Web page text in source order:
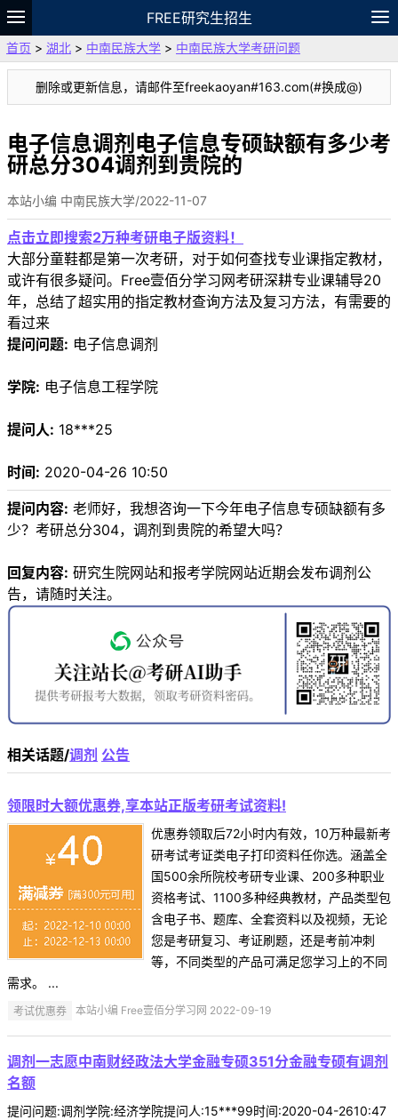
FREE研究生招生
题库
故事 专题 APP 笔记
论坛
VIP
资料
首页 > 湖北 > 中南民族大学 > 中南民族大学考研问题
删除或更新信息，请邮件至freekaoyan#163.com(#换成@)
电子信息调剂电子信息专硕缺额有多少考
研总分304调剂到贵院的
本站小编 中南民族大学/2022-11-07
点击立即搜索2万种考研电子版资料！
大部分童鞋都是第一次考研，对于如何查找专业课指定教材，
或许有很多疑问。Free壹佰分学习网考研深耕专业课辅导20
年，总结了超实用的指定教材查询方法及复习方法，有需要的
看过来
提问问题: 电子信息调剂
学院: 电子信息工程学院
提问人: 18***25
时间: 2020-04-26 10:50
提问内容: 老师好，我想咨询一下今年电子信息专硕缺额有多
少？考研总分304，调剂到贵院的希望大吗？
回复内容: 研究生院网站和报考学院网站近期会发布调剂公
告，请随时关注。
相关话题/调剂 公告
领限时大额优惠券,享本站正版考研考试资料!
优惠券领取后72小时内有效，10万种最新考
研考试考证类电子打印资料任你选。涵盖全
国500余所院校考研专业课、200多种职业
资格考试、1100多种经典教材，产品类型包
含电子书、题库、全套资料以及视频，无论
您是考研复习、考证刷题，还是考前冲刺
等，不同类型的产品可满足您学习上的不同
需求。 ...
考试优惠券 本站小编 Free壹佰分学习网 2022-09-19
调剂一志愿中南财经政法大学金融专硕351分金融专硕有调剂
名额
提问问题:调剂学院:经济学院提问人:15***99时间:2020-04-2610:47